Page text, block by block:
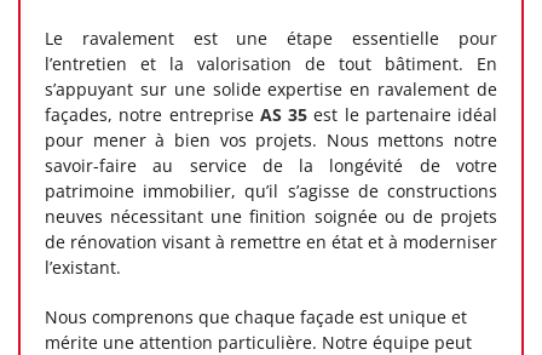
Le ravalement est une étape essentielle pour
l’entretien et la valorisation de tout bâtiment. En
s’appuyant sur une solide expertise en ravalement de
façades, notre entreprise AS 35 est le partenaire idéal
pour mener à bien vos projets. Nous mettons notre
savoir-faire au service de la longévité de votre
patrimoine immobilier, qu’il s’agisse de constructions
neuves nécessitant une finition soignée ou de projets
de rénovation visant à remettre en état et à moderniser
l’existant.
Nous comprenons que chaque façade est unique et
mérite une attention particulière. Notre équipe peut